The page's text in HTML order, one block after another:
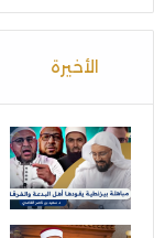
الأخيرة